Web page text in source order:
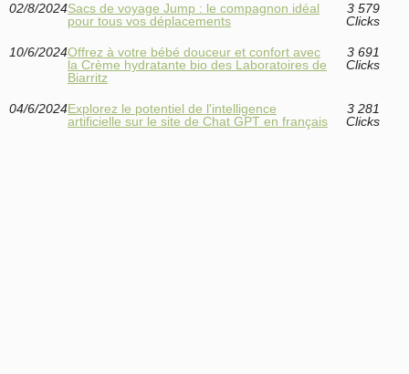
02/8/2024Sacs de voyage Jump : le compagnon idéal
pour tous vos déplacements
3 579
Clicks
10/6/2024Offrez à votre bébé douceur et confort avec
la Crème hydratante bio des Laboratoires de
Biarritz
3 691
Clicks
04/6/2024Explorez le potentiel de l'intelligence
artificielle sur le site de Chat GPT en français
3 281
Clicks